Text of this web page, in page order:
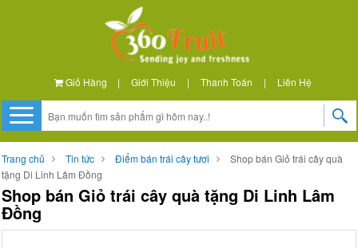
Giỏ Hàng | Giới Thiệu | Thanh Toán | Liên Hệ
Trang chủ Tin tức Điểm bán trái cây tươi
Shop bán Giỏ trái cây quà
tặng Di Linh Lâm Đồng
Shop bán Giỏ trái cây quà tặng Di Linh Lâm
Đồng